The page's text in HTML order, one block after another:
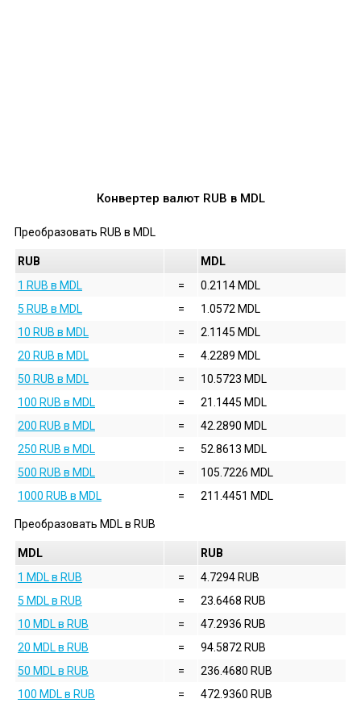
Конвертер валют RUB в MDL
Преобразовать RUB в MDL
RUB
MDL
1 RUB в MDL
=
0.2114 MDL
5 RUB в MDL
=
1.0572 MDL
10 RUB в MDL
=
2.1145 MDL
20 RUB в MDL
=
4.2289 MDL
50 RUB в MDL
=
10.5723 MDL
100 RUB в MDL
=
21.1445 MDL
200 RUB в MDL
=
42.2890 MDL
250 RUB в MDL
=
52.8613 MDL
500 RUB в MDL
=
105.7226 MDL
1000 RUB в MDL
= 211.4451 MDL
Преобразовать MDL в RUB
MDL
RUB
1 MDL в RUB
=
4.7294 RUB
5 MDL в RUB
=
23.6468 RUB
10 MDL в RUB
=
47.2936 RUB
20 MDL в RUB
=
94.5872 RUB
50 MDL в RUB
=
236.4680 RUB
100 MDL в RUB
=
472.9360 RUB